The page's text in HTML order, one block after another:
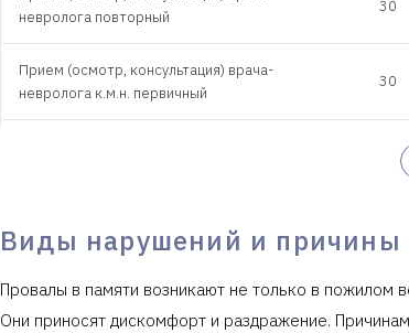
невролога повторный
30
Прием (осмотр, консультация) врача-
невролога к.м.н. первичный
30
невролога к.м.н. первичный 60 мин.
60
Прием (осмотр, консультация) врача-
невролога к.м.н. повторный 60 мин.
Виды нарушений и причины
Провалы в памяти возникают не только в пожилом
Они приносят дискомфорт и раздражение.